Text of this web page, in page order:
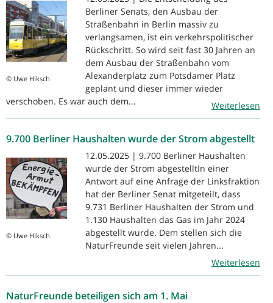
© Uwe Hiksch
Berliner Senats, den Ausbau der
Straßenbahn in Berlin massiv zu
verlangsamen, ist ein verkehrspolitischer
Rückschritt. So wird seit fast 30 Jahren an
dem Ausbau der Straßenbahn vom
Alexanderplatz zum Potsdamer Platz
geplant und dieser immer wieder
verschoben. Es war auch dem...
Weiterlesen
9.700 Berliner Haushalten wurde der Strom abgestellt
© Uwe Hiksch
12.05.2025 | 9.700 Berliner Haushalten
wurde der Strom abgestelltIn einer
Antwort auf eine Anfrage der Linksfraktion
hat der Berliner Senat mitgeteilt, dass
9.731 Berliner Haushalten der Strom und
1.130 Haushalten das Gas im Jahr 2024
abgestellt wurde. Dem stellen sich die
NaturFreunde seit vielen Jahren...
Weiterlesen
NaturFreunde beteiligen sich am 1. Mai